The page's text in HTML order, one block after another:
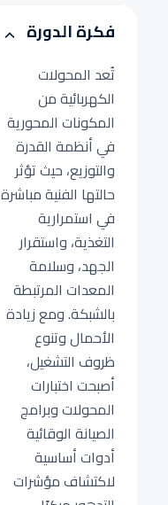
فكرة الدورة
تُعد المحولات
الكهربائية من
المكونات المحورية
في أنظمة القدرة
والتوزيع، حيث تؤثر
حالتها الفنية مباشرة
في استمرارية
التغذية، واستقرار
الجهد، وسلامة
المعدات المرتبطة
بالشبكة. ومع زيادة
الأحمال وتنوع
ظروف التشغيل،
أصبحت اختبارات
المحولات وبرامج
الصيانة الوقائية
أدوات أساسية
لاكتشاف مؤشرات